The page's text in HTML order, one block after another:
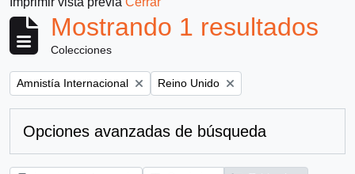
Mostrando 1 resultados
Colecciones
Remove filter:
Amnistía Internacional Remove filter:
Reino Unido
Opciones avanzadas de búsqueda